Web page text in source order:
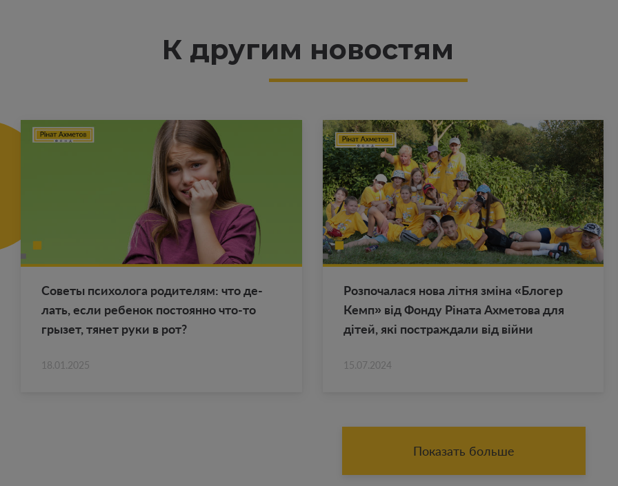
К другим новостям
Со­ве­ты пси­хо­ло­га ро­ди­те­лям: что де­
лать, если ре­бе­нок по­сто­ян­но что-то
гры­зет, тянет руки в рот?
18.01.2025
Роз­по­ча­ла­ся нова літня зміна «Бло­гер
Кемп» від Фонду Ріната Ах­ме­то­ва для
дітей, які по­ст­раж­да­ли від війни
15.07.2024
Показать больше